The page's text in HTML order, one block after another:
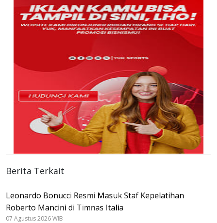
Berita Terkait
Leonardo Bonucci Resmi Masuk Staf Kepelatihan
Roberto Mancini di Timnas Italia
07 Agustus 2026 WIB